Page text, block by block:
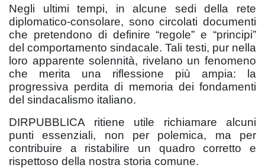
Negli ultimi tempi, in alcune sedi della rete
diplomatico‑consolare, sono circolati documenti
che pretendono di definire “regole” e “principi”
del comportamento sindacale. Tali testi, pur nella
loro apparente solennità, rivelano un fenomeno
che merita una riflessione più ampia: la
progressiva perdita di memoria dei fondamenti
del sindacalismo italiano.
DIRPUBBLICA ritiene utile richiamare alcuni
punti essenziali, non per polemica, ma per
contribuire a ristabilire un quadro corretto e
rispettoso della nostra storia comune.